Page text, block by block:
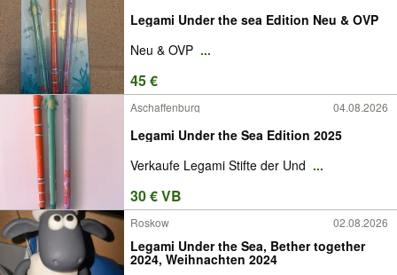
Legami Under the sea Edition Neu & OVP
Neu & OVP ...
45 €
Aschaffenburg 04.08.2026
Legami Under the Sea Edition 2025
Verkaufe Legami Stifte der Und ...
30 € VB
Roskow 02.08.2026
Legami Under the Sea, Bether together
2024, Weihnachten 2024